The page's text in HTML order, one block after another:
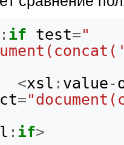
: if test="
<xsl : value-
=
: if>